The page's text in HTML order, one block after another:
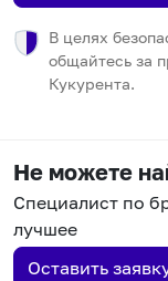
В целях
общайтесь за
Кукурента.
Не можете
Специалист по
лучшее
Оставить